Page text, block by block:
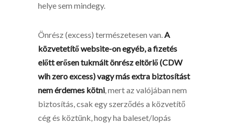
helye sem mindegy.
Önrész (excess) természetesen van.A
közvetetítő website-on egyéb, a fizetés
előtt erősen tukmált önrész eltörlő (CDW
wih zero excess) vagy más extra biztosítást
nem érdemes kötni, mert az valójában nem
biztosítás, csak egy szerződés a közvetítő
cég és köztünk, hogy ha baleset/lopás